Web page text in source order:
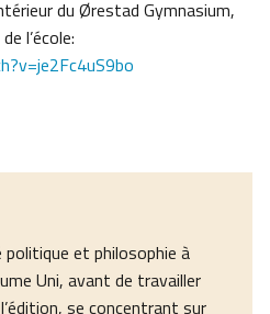
du Ørestad Gymnasium,
l’école:
et philosophie à
Uni, avant de travailler
se concentrant sur